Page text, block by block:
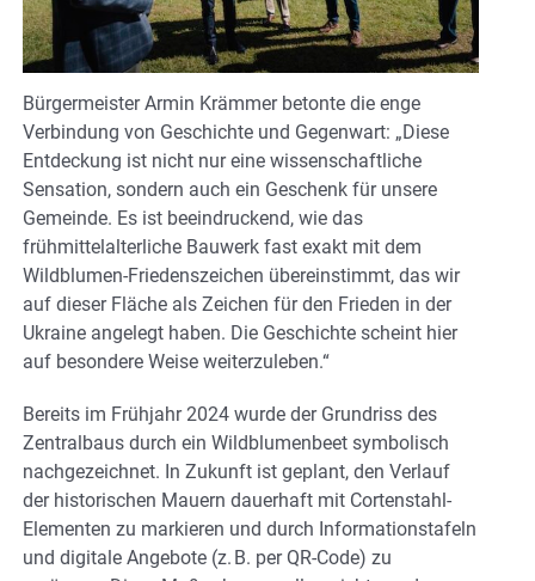
Bürgermeister Armin Krämmer betonte die enge
Verbindung von Geschichte und Gegenwart: „Diese
Entdeckung ist nicht nur eine wissenschaftliche
Sensation, sondern auch ein Geschenk für unsere
Gemeinde. Es ist beeindruckend, wie das
frühmittelalterliche Bauwerk fast exakt mit dem
Wildblumen-Friedenszeichen übereinstimmt, das wir
auf dieser Fläche als Zeichen für den Frieden in der
Ukraine angelegt haben. Die Geschichte scheint hier
auf besondere Weise weiterzuleben.“
Bereits im Frühjahr 2024 wurde der Grundriss des
Zentralbaus durch ein Wildblumenbeet symbolisch
nachgezeichnet. In Zukunft ist geplant, den Verlauf
der historischen Mauern dauerhaft mit Cortenstahl-
Elementen zu markieren und durch Informationstafeln
und digitale Angebote (z. B. per QR-Code) zu